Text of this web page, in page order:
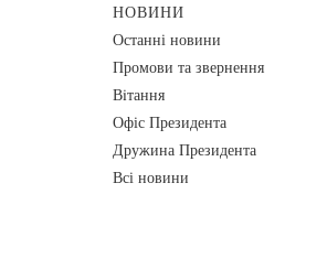
НОВИНИ
Останні новини
Промови та звернення
Вiтання
Офіс Президента
Дружина Президента
Всі новини